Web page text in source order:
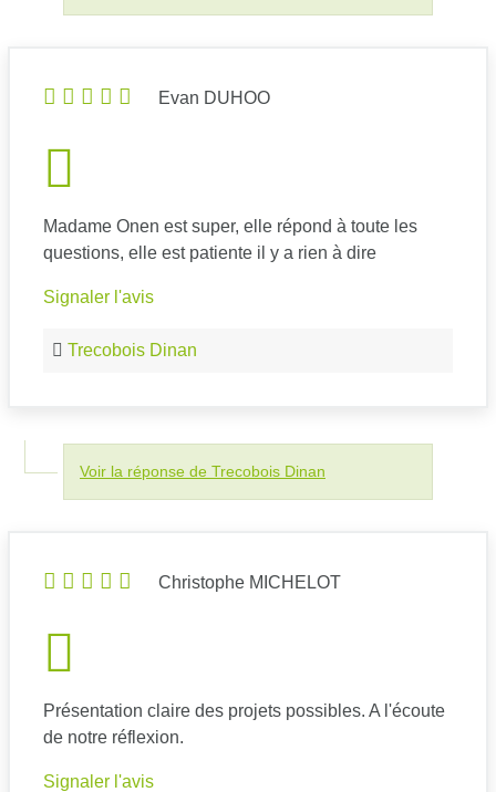
Evan DUHOO
Madame Onen est super, elle répond à toute les
questions, elle est patiente il y a rien à dire
Signaler l'avis
Trecobois Dinan
Voir la réponse de Trecobois Dinan
Christophe MICHELOT
Présentation claire des projets possibles. A l'écoute
de notre réflexion.
Signaler l'avis